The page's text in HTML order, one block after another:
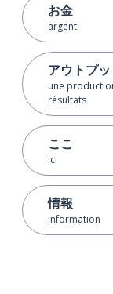
お金
argent
アウトプッ
une
résultats
ここ
ici
情報
information